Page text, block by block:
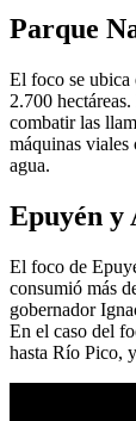
Parque
El foco se ubica
2.700
combatir las
máquinas viales
agua.
Epuyén
El foco de
consumió más
gobernador
En el caso del
hasta Río Pico,